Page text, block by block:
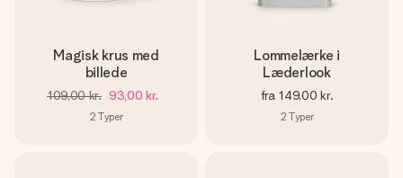
Magisk krus med
billede
109,00 kr. 93,00 kr.
2 Typer
Lommelærke i
Læderlook
fra 149,00 kr.
2 Typer